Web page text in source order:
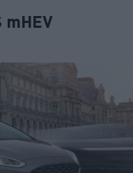
mHEV